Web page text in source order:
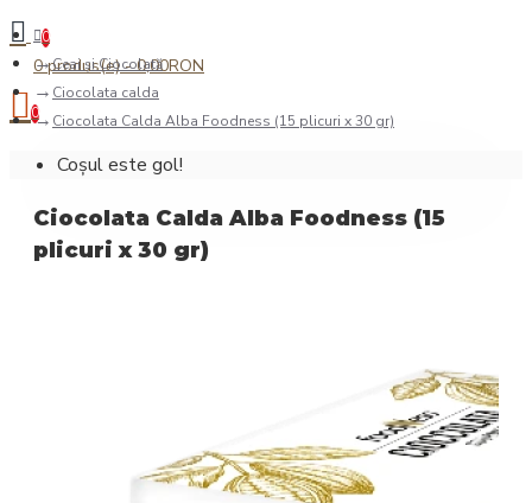
0
0 produs(e) - 0,00RON
0
Coșul este gol!
Ceai şi Ciocolată
Ciocolata calda
Ciocolata Calda Alba Foodness (15 plicuri x 30 gr)
Ciocolata Calda Alba Foodness (15
plicuri x 30 gr)